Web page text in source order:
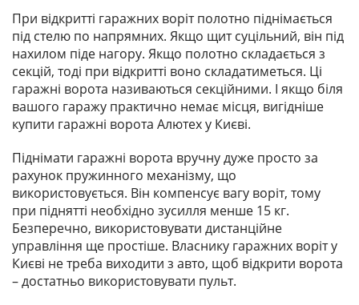
При відкритті гаражних воріт полотно піднімається
під стелю по напрямних. Якщо щит суцільний, він під
нахилом піде нагору. Якщо полотно складається з
секцій, тоді при відкритті воно складатиметься. Ці
гаражні ворота називаються секційними. І якщо біля
вашого гаражу практично немає місця, вигідніше
купити гаражні ворота Алютех у Києві.
Піднімати гаражні ворота вручну дуже просто за
рахунок пружинного механізму, що
використовується. Він компенсує вагу воріт, тому
при піднятті необхідно зусилля менше 15 кг.
Безперечно, використовувати дистанційне
управління ще простіше. Власнику гаражних воріт у
Києві не треба виходити з авто, щоб відкрити ворота
– достатньо використовувати пульт.